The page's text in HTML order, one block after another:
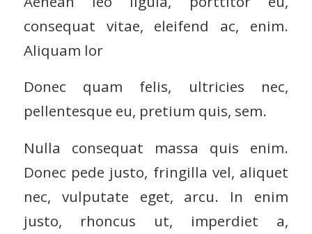
consequat vitae, eleifend ac, enim.
Aliquam lor
Donec quam felis, ultricies nec,
pellentesque eu, pretium quis, sem.
Nulla consequat massa quis enim.
Donec pede justo, fringilla vel, aliquet
nec, vulputate eget, arcu. In enim
justo, rhoncus ut, imperdiet a,